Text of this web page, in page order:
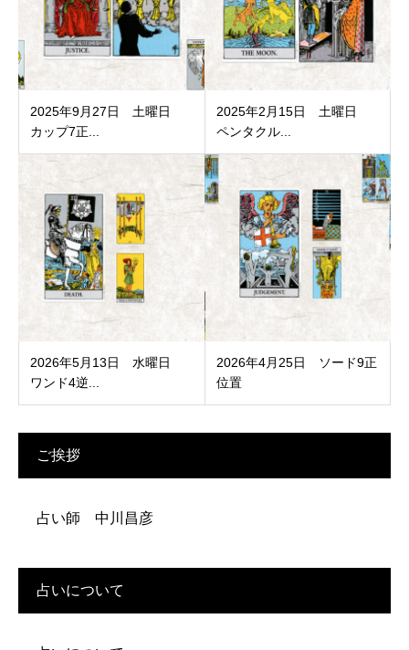
2025年9月27日 土曜日
カップ7正...
2025年2月15日 土曜日
ペンタクル...
2026年5月13日 水曜日
ワンド4逆...
2026年4月25日 ソード9正
位置
ご挨拶
占い師 中川昌彦
占いについて